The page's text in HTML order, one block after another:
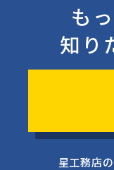
も
知り
星工務店